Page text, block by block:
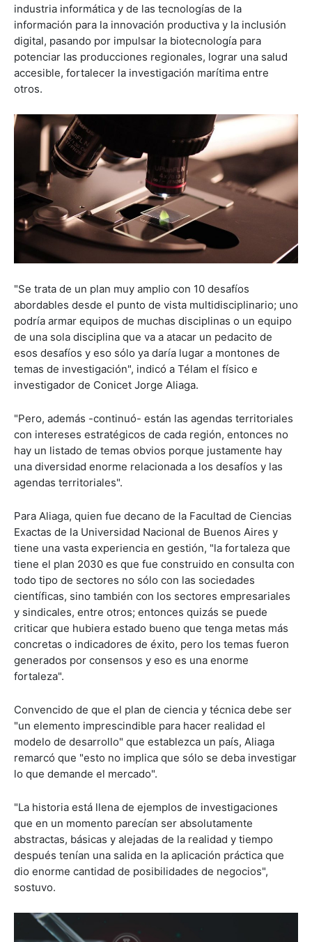
industria informática y de las tecnologías de la
información para la innovación productiva y la inclusión
digital, pasando por impulsar la biotecnología para
potenciar las producciones regionales, lograr una salud
accesible, fortalecer la investigación marítima entre
otros.
"Se trata de un plan muy amplio con 10 desafíos
abordables desde el punto de vista multidisciplinario; uno
podría armar equipos de muchas disciplinas o un equipo
de una sola disciplina que va a atacar un pedacito de
esos desafíos y eso sólo ya daría lugar a montones de
temas de investigación", indicó a Télam el físico e
investigador de Conicet Jorge Aliaga.
"Pero, además -continuó- están las agendas territoriales
con intereses estratégicos de cada región, entonces no
hay un listado de temas obvios porque justamente hay
una diversidad enorme relacionada a los desafíos y las
agendas territoriales".
Para Aliaga, quien fue decano de la Facultad de Ciencias
Exactas de la Universidad Nacional de Buenos Aires y
tiene una vasta experiencia en gestión, "la fortaleza que
tiene el plan 2030 es que fue construido en consulta con
todo tipo de sectores no sólo con las sociedades
científicas, sino también con los sectores empresariales
y sindicales, entre otros; entonces quizás se puede
criticar que hubiera estado bueno que tenga metas más
concretas o indicadores de éxito, pero los temas fueron
generados por consensos y eso es una enorme
fortaleza".
Convencido de que el plan de ciencia y técnica debe ser
"un elemento imprescindible para hacer realidad el
modelo de desarrollo" que establezca un país, Aliaga
remarcó que "esto no implica que sólo se deba investigar
lo que demande el mercado".
"La historia está llena de ejemplos de investigaciones
que en un momento parecían ser absolutamente
abstractas, básicas y alejadas de la realidad y tiempo
después tenían una salida en la aplicación práctica que
dio enorme cantidad de posibilidades de negocios",
sostuvo.